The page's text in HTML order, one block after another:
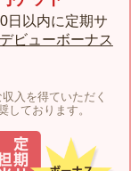
日以内に定期サ
ビューボーナス
入を得ていただく
しております。